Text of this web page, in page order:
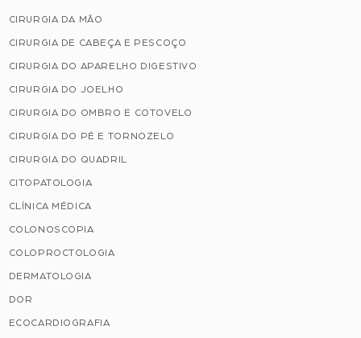
CIRURGIA DA MÃO
CIRURGIA DE CABEÇA E PESCOÇO
CIRURGIA DO APARELHO DIGESTIVO
CIRURGIA DO JOELHO
CIRURGIA DO OMBRO E COTOVELO
CIRURGIA DO PÉ E TORNOZELO
CIRURGIA DO QUADRIL
CITOPATOLOGIA
CLÍNICA MÉDICA
COLONOSCOPIA
COLOPROCTOLOGIA
DERMATOLOGIA
DOR
ECOCARDIOGRAFIA